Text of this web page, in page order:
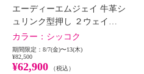
エーディーエムジェイ 牛革シ
ュリンク型押し ２ウェイ…
カラー： シッコク
期間限定：8/7(金)〜13(木)
¥82,500
¥62,900 （税込）